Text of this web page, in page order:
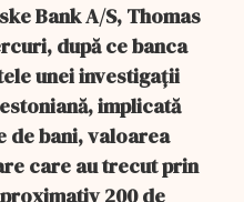
Bank A/S, Thomas
după ce banca
unei investigaţii
implicată
de bani, valoarea
care au trecut prin
200 de